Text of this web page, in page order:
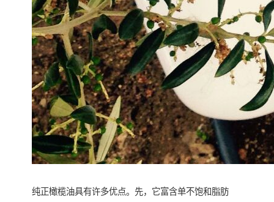
纯正橄榄油具有许多优点。先，它富含单不饱和脂肪